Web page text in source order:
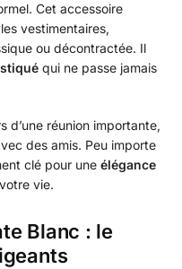
Cet accessoire
vestimentaires,
ou décontractée. Il
qui ne passe jamais
d’une réunion importante,
des amis. Peu importe
clé pour une élégance
vie.
Blanc : le